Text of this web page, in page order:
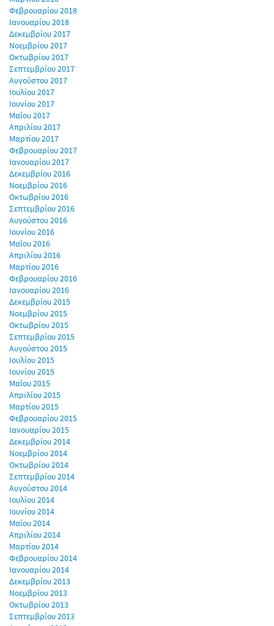
Φεβρουαρίου 2018
Ιανουαρίου 2018
Δεκεμβρίου 2017
Νοεμβρίου 2017
Οκτωβρίου 2017
Σεπτεμβρίου 2017
Αυγούστου 2017
Ιουλίου 2017
Ιουνίου 2017
Μαΐου 2017
Απριλίου 2017
Μαρτίου 2017
Φεβρουαρίου 2017
Ιανουαρίου 2017
Δεκεμβρίου 2016
Νοεμβρίου 2016
Οκτωβρίου 2016
Σεπτεμβρίου 2016
Αυγούστου 2016
Ιουνίου 2016
Μαΐου 2016
Απριλίου 2016
Μαρτίου 2016
Φεβρουαρίου 2016
Ιανουαρίου 2016
Δεκεμβρίου 2015
Νοεμβρίου 2015
Οκτωβρίου 2015
Σεπτεμβρίου 2015
Αυγούστου 2015
Ιουλίου 2015
Ιουνίου 2015
Μαΐου 2015
Απριλίου 2015
Μαρτίου 2015
Φεβρουαρίου 2015
Ιανουαρίου 2015
Δεκεμβρίου 2014
Νοεμβρίου 2014
Οκτωβρίου 2014
Σεπτεμβρίου 2014
Αυγούστου 2014
Ιουλίου 2014
Ιουνίου 2014
Μαΐου 2014
Απριλίου 2014
Μαρτίου 2014
Φεβρουαρίου 2014
Ιανουαρίου 2014
Δεκεμβρίου 2013
Νοεμβρίου 2013
Οκτωβρίου 2013
Σεπτεμβρίου 2013